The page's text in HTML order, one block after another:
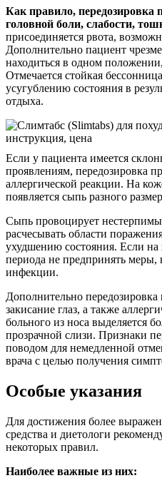
Как правило, передозировка
головной боли, слабости,
присоединяется рвота,
Дополнительно пациент
находиться в одном
Отмечается стойкая
усугублению состояния в
отдыха.
Если у пациента имеется
проявлениям, передозировка
аллергической реакции. На
появляется сыпь разного
Сыпь провоцирует
расчесывать области
ухудшению состояния. Если на
периода не предпринять
инфекции.
Дополнительно передозировка
закисание глаз, а также
больного из носа выделяется
прозрачной слизи. Признаки
поводом для немедленной
врача с целью получения
Особые указания
Для достижения более
средства и диетологи
некоторых правил.
Наиболее важные из них: